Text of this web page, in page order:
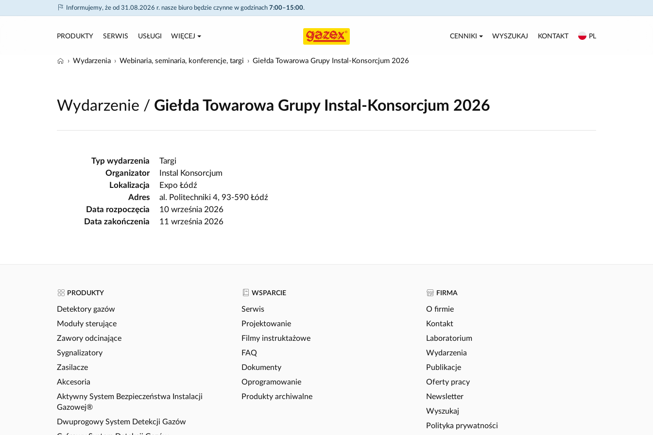
Informujemy, że od 31.08.2026 r. nasze biuro będzie czynne w godzinach 7:00–15:00.
PRODUKTY SERWIS USŁUGI WIĘCEJ CENNIKI WYSZUKAJ KONTAKT PL
Wydarzenia Webinaria, seminaria, konferencje, targi Giełda Towarowa Grupy Instal-Konsorcjum 2026
Wydarzenie / Giełda Towarowa Grupy Instal-Konsorcjum 2026
Typ wydarzenia
Targi
Organizator
Instal Konsorcjum
Lokalizacja
Expo Łódź
Adres
al. Politechniki 4, 93-590 Łódź
Data rozpoczęcia
10 września 2026
Data zakończenia
11 września 2026
PRODUKTY
Detektory gazów
Moduły sterujące
Zawory odcinające
Sygnalizatory
Zasilacze
Akcesoria
Aktywny System Bezpieczeństwa Instalacji
Gazowej®
Dwuprogowy System Detekcji Gazów
WSPARCIE
Serwis
Projektowanie
Filmy instruktażowe
FAQ
Dokumenty
Oprogramowanie
Produkty archiwalne
FIRMA
O firmie
Kontakt
Laboratorium
Wydarzenia
Publikacje
Oferty pracy
Newsletter
Wyszukaj
Polityka prywatności